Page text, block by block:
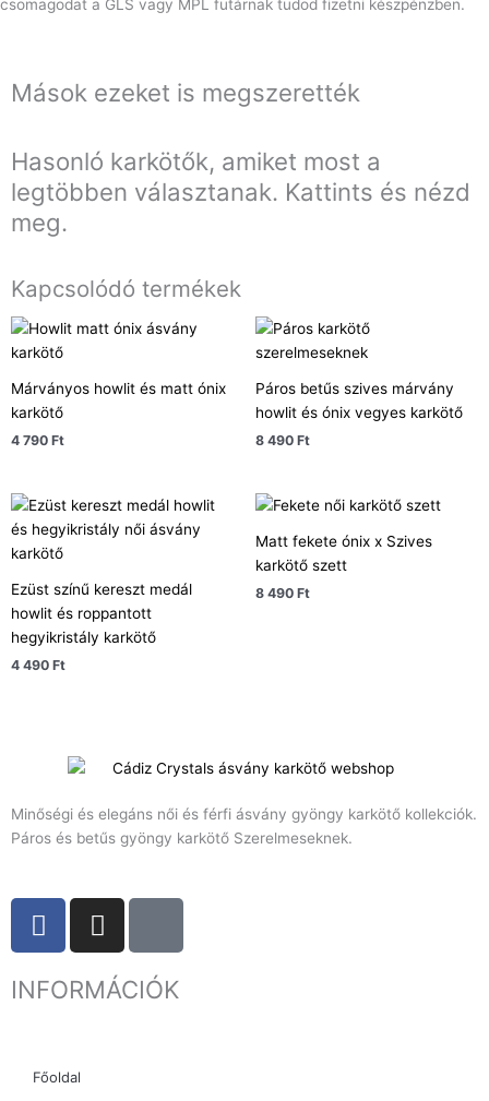
csomagodat a GLS vagy MPL futárnak tudod fizetni készpénzben.
Mások ezeket is megszerették
Hasonló karkötők, amiket most a
legtöbben választanak. Kattints és nézd
meg.
Kapcsolódó termékek
Márványos howlit és matt ónix
karkötő
4 790 Ft
Páros betűs szives márvány
howlit és ónix vegyes karkötő
8 490 Ft
Ezüst színű kereszt medál
howlit és roppantott
hegyikristály karkötő
4 490 Ft
Matt fekete ónix x Szives
karkötő szett
8 490 Ft
Minőségi és elegáns női és férfi ásvány gyöngy karkötő kollekciók.
Páros és betűs gyöngy karkötő Szerelmeseknek.
F
a
e
o
I
n
t
t
INFORMÁCIÓK
Főoldal